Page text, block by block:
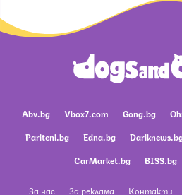
Abv.bg Vbox7.com Gong.bg
Pariteni.bg
Edna.bg
CarMarket.bg
BISS.bg
За нас За реклама Контакти